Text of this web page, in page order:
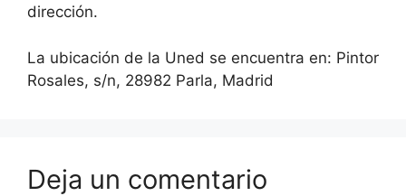
dirección.
La ubicación de la Uned se encuentra en: Pintor
Rosales, s/n, 28982 Parla, Madrid
Deja un comentario